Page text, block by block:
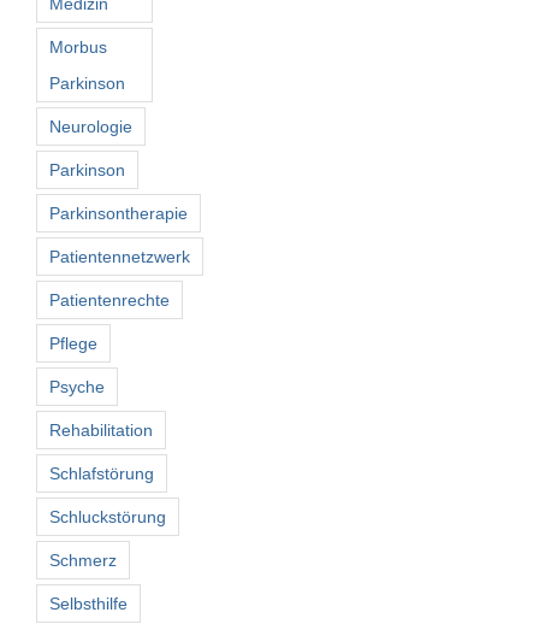
Morbus
Parkinson
Neurologie
Parkinson
Parkinsontherapie
Patientennetzwerk
Patientenrechte
Pflege
Psyche
Rehabilitation
Schlafstörung
Schluckstörung
Schmerz
Selbsthilfe